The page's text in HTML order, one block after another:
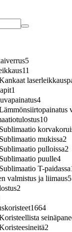
5
11
1
4
10
Sublimaatio
Sublimaatio mukissa2
Sublimaatio pulloissa2
Sublimaatio puulle4
Sublimaatio T-paidassa
valmistus ja liimaus5
2
1664
2